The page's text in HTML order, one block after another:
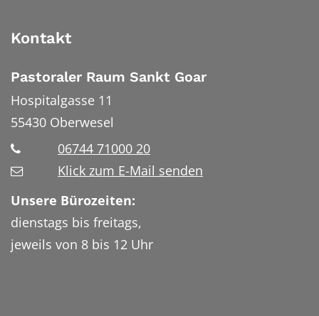
Kontakt
Pastoraler Raum Sankt Goar
Hospitalgasse 11
55430 Oberwesel
06744 71000 20
Klick zum E-Mail senden
Unsere Bürozeiten:
dienstags bis freitags,
jeweils von 8 bis 12 Uhr